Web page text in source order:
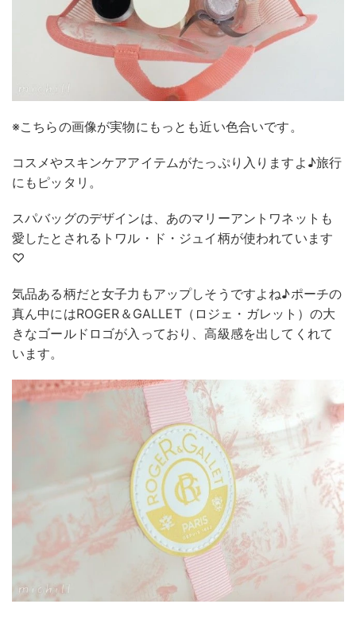
※こちらの画像が実物にもっとも近い色合いです。
コスメやスキンケアアイテムがたっぷり入りますよ♪旅行
にもピッタリ。
スパバッグのデザインは、あのマリーアントワネットも
愛したとされるトワル・ド・ジュイ柄が使われています
♡
気品ある柄だと女子力もアップしそうですよね♪ポーチの
真ん中にはROGER＆GALLET（ロジェ・ガレット）の大
きなゴールドロゴが入っており、高級感を出してくれて
います。